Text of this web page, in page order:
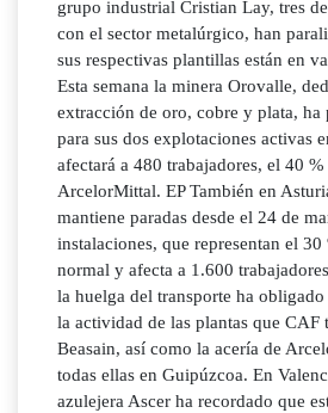
grupo industrial Cristian Lay, tres
con el sector metalúrgico, han
sus respectivas plantillas están en
Esta semana la minera Orovalle,
extracción de oro, cobre y plata, ha
para sus dos explotaciones activas
afectará a 480 trabajadores, el 40
ArcelorMittal. EP También en
mantiene paradas desde el 24 de
instalaciones, que representan el
normal y afecta a 1.600
la huelga del transporte ha obligado
la actividad de las plantas que CAF
Beasain, así como la acería de
todas ellas en Guipúzcoa. En
azulejera Ascer ha recordado que